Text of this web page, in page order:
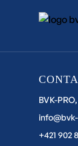
BVK-
+421 902